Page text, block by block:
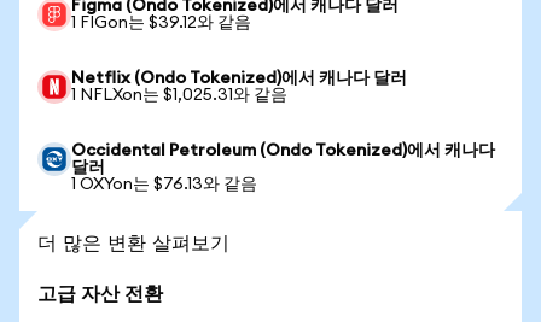
Figma (Ondo Tokenized)에서 캐나다 달러
1 FIGon는 $39.12와 같음
Netflix (Ondo Tokenized)에서 캐나다 달러
1 NFLXon는 $1,025.31와 같음
Occidental Petroleum (Ondo Tokenized)에서 캐나다
달러
1 OXYon는 $76.13와 같음
더 많은 변환 살펴보기
고급 자산 전환